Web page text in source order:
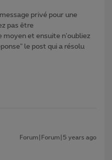
privé pour une
pas être
moyen et ensuite n'oubliez
le post qui a résolu
Forum|Forum|5 years ago